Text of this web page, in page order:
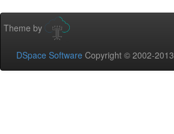
Theme by
DSpace Software Copyright © 2002-2013